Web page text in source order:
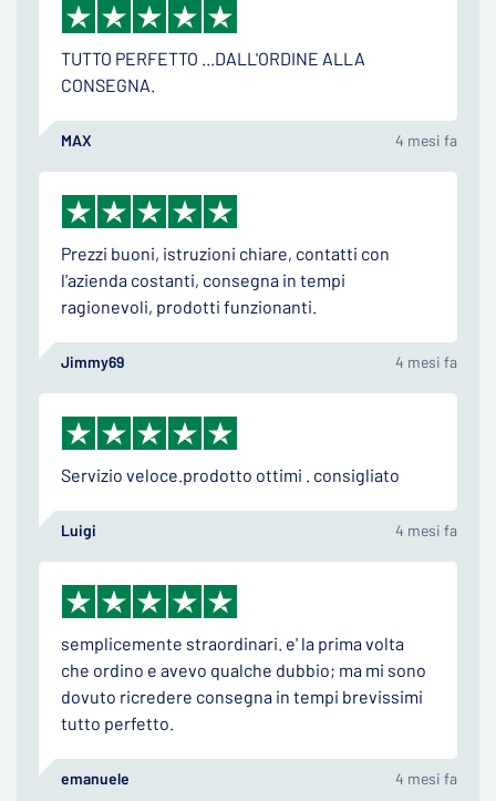
TUTTO PERFETTO ...DALL'ORDINE ALLA
CONSEGNA.
MAX 4 mesi fa
Prezzi buoni, istruzioni chiare, contatti con
l'azienda costanti, consegna in tempi
ragionevoli, prodotti funzionanti.
Jimmy69 4 mesi fa
Servizio veloce.prodotto ottimi . consigliato
Luigi 4 mesi fa
semplicemente straordinari. e' la prima volta
che ordino e avevo qualche dubbio; ma mi sono
dovuto ricredere consegna in tempi brevissimi
tutto perfetto.
emanuele 4 mesi fa